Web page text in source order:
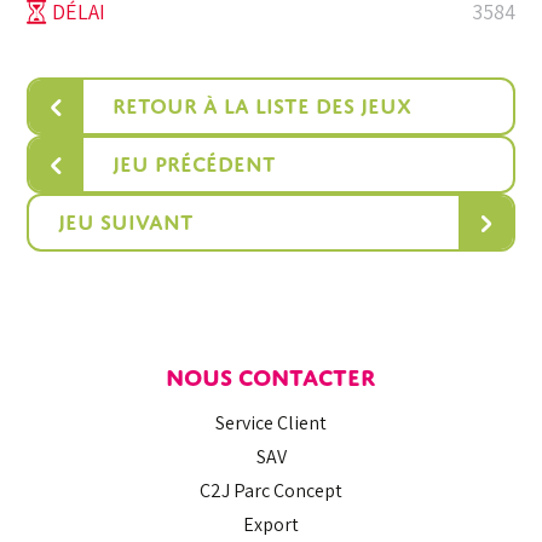
‹ Retour à la liste des jeux
‹ Jeu précédent
Jeu suivant ›
ÉTAIT :
1
250 €.
PRIX
EST :
120 €.
DÉLAI 3584
NOUS CONTACTER
Service Client
SAV
C2J Parc Concept
Export